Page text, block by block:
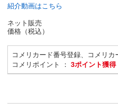
紹介動画はこちら
ネット販売
価格（税込）
コメリカード番号登録、コメリカ
コメリポイント ： 3ポイント獲得